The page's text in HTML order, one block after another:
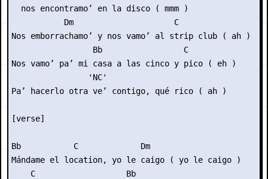
  nos encontramo’ en la disco ( mmm )
           Dm                     C
Nos emborrachamo’ y nos vamo’ al strip club ( ah )
                 Bb                 C
Nos vamo’ pa’ mi casa a las cinco y pico ( eh )
                'NC'
Pa’ hacerlo otra ve’ contigo, qué rico ( ah )
[verse]
Bb           C             Dm
Mándame el location, yo le caigo ( yo le caigo )
    C                   Bb